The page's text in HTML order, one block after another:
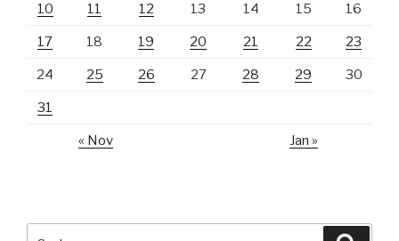
10 11 12 13 14 15 16
17 18 19 20 21 22 23
24 25 26 27 28 29 30
31
« Nov Jan »